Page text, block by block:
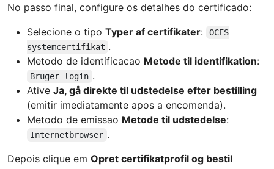
No passo final, configure os detalhes do certificado:
Selecione o tipo Typer af certifikater:
OCES
systemcertifikat .
Metodo de identificacao Metode til identifikation:
Bruger-login .
Ative Ja, gå direkte til udstedelse efter bestilling
(emitir imediatamente apos a encomenda).
Metodo de emissao Metode til udstedelse:
Internetbrowser .
Depois clique em Opret certifikatprofil og bestil